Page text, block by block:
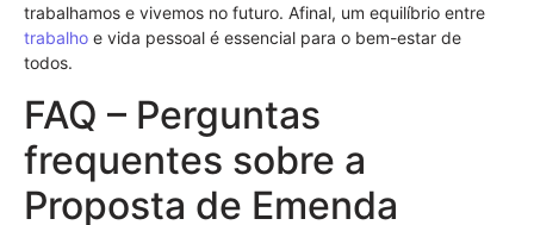
trabalhamos e vivemos no futuro. Afinal, um equilíbrio entre
trabalho e vida pessoal é essencial para o bem-estar de
todos.
FAQ – Perguntas
frequentes sobre a
Proposta de Emenda